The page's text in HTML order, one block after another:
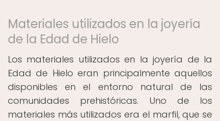
Materiales utilizados en la joyería
de la Edad de Hielo
Los materiales utilizados en la joyería de la
Edad de Hielo eran principalmente aquellos
disponibles en el entorno natural de las
comunidades prehistóricas. Uno de los
materiales más utilizados era el marfil, que se